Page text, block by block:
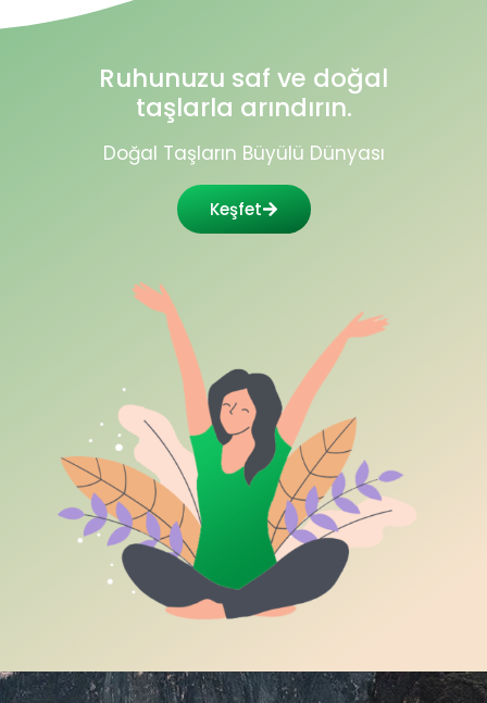
Ruhunuzu saf ve doğal
taşlarla arındırın.
Doğal Taşların Büyülü Dünyası
Keşfet